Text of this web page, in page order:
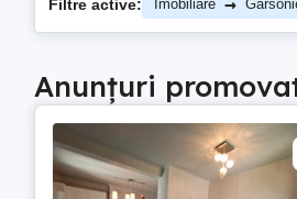
Filtre active: Imobiliare
Anunțuri